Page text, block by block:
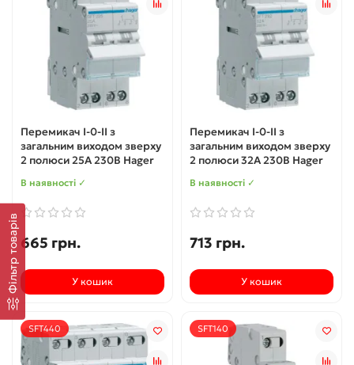
Фільтр товарів
Перемикач I-0-II з
загальним виходом зверху
2 полюси 25А 230В Hager
В наявності ✓
665 грн.
У кошик
Перемикач I-0-II з
загальним виходом зверху
2 полюси 32А 230В Hager
В наявності ✓
713 грн.
У кошик
SFT440 SFT140